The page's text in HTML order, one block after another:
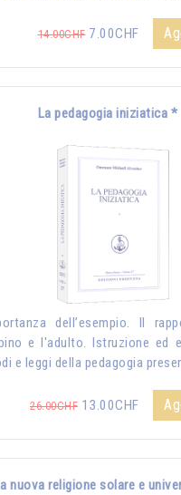
14.00CHF7.00CHF
La pedagogia iniziatica *
dell’esempio. Il
e l'adulto. Istruzione ed
e leggi della pedagogia
26.00CHF 13.00CHF
nuova religione solare e